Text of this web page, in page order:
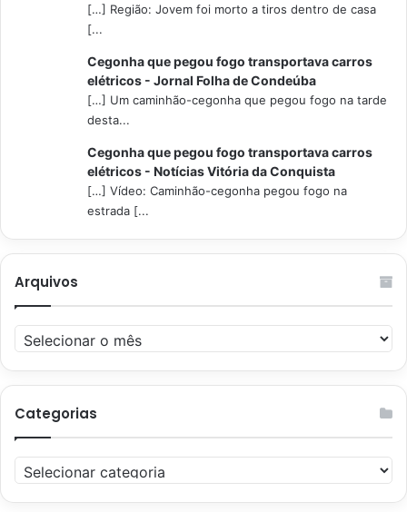
[…] Região: Jovem foi morto a tiros dentro de casa
[...
Cegonha que pegou fogo transportava carros
elétricos - Jornal Folha de Condeúba
[…] Um caminhão-cegonha que pegou fogo na tarde
desta...
Cegonha que pegou fogo transportava carros
elétricos - Notícias Vitória da Conquista
[…] Vídeo: Caminhão-cegonha pegou fogo na
estrada [...
Arquivos
Arquivos
Categorias
Categorias